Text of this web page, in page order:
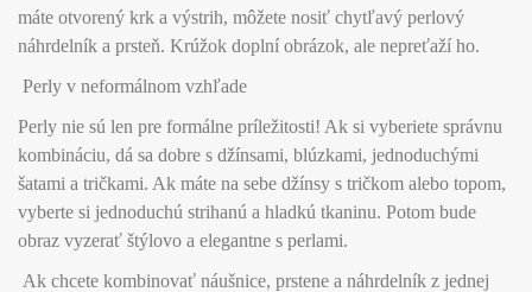
máte otvorený krk a výstrih, môžete nosiť chytľavý perlový
náhrdelník a prsteň. Krúžok doplní obrázok, ale nepreťaží ho.
Perly v neformálnom vzhľade
Perly nie sú len pre formálne príležitosti! Ak si vyberiete správnu
kombináciu, dá sa dobre s džínsami, blúzkami, jednoduchými
šatami a tričkami. Ak máte na sebe džínsy s tričkom alebo topom,
vyberte si jednoduchú strihanú a hladkú tkaninu. Potom bude
obraz vyzerať štýlovo a elegantne s perlami.
Ak chcete kombinovať náušnice, prstene a náhrdelník z jednej